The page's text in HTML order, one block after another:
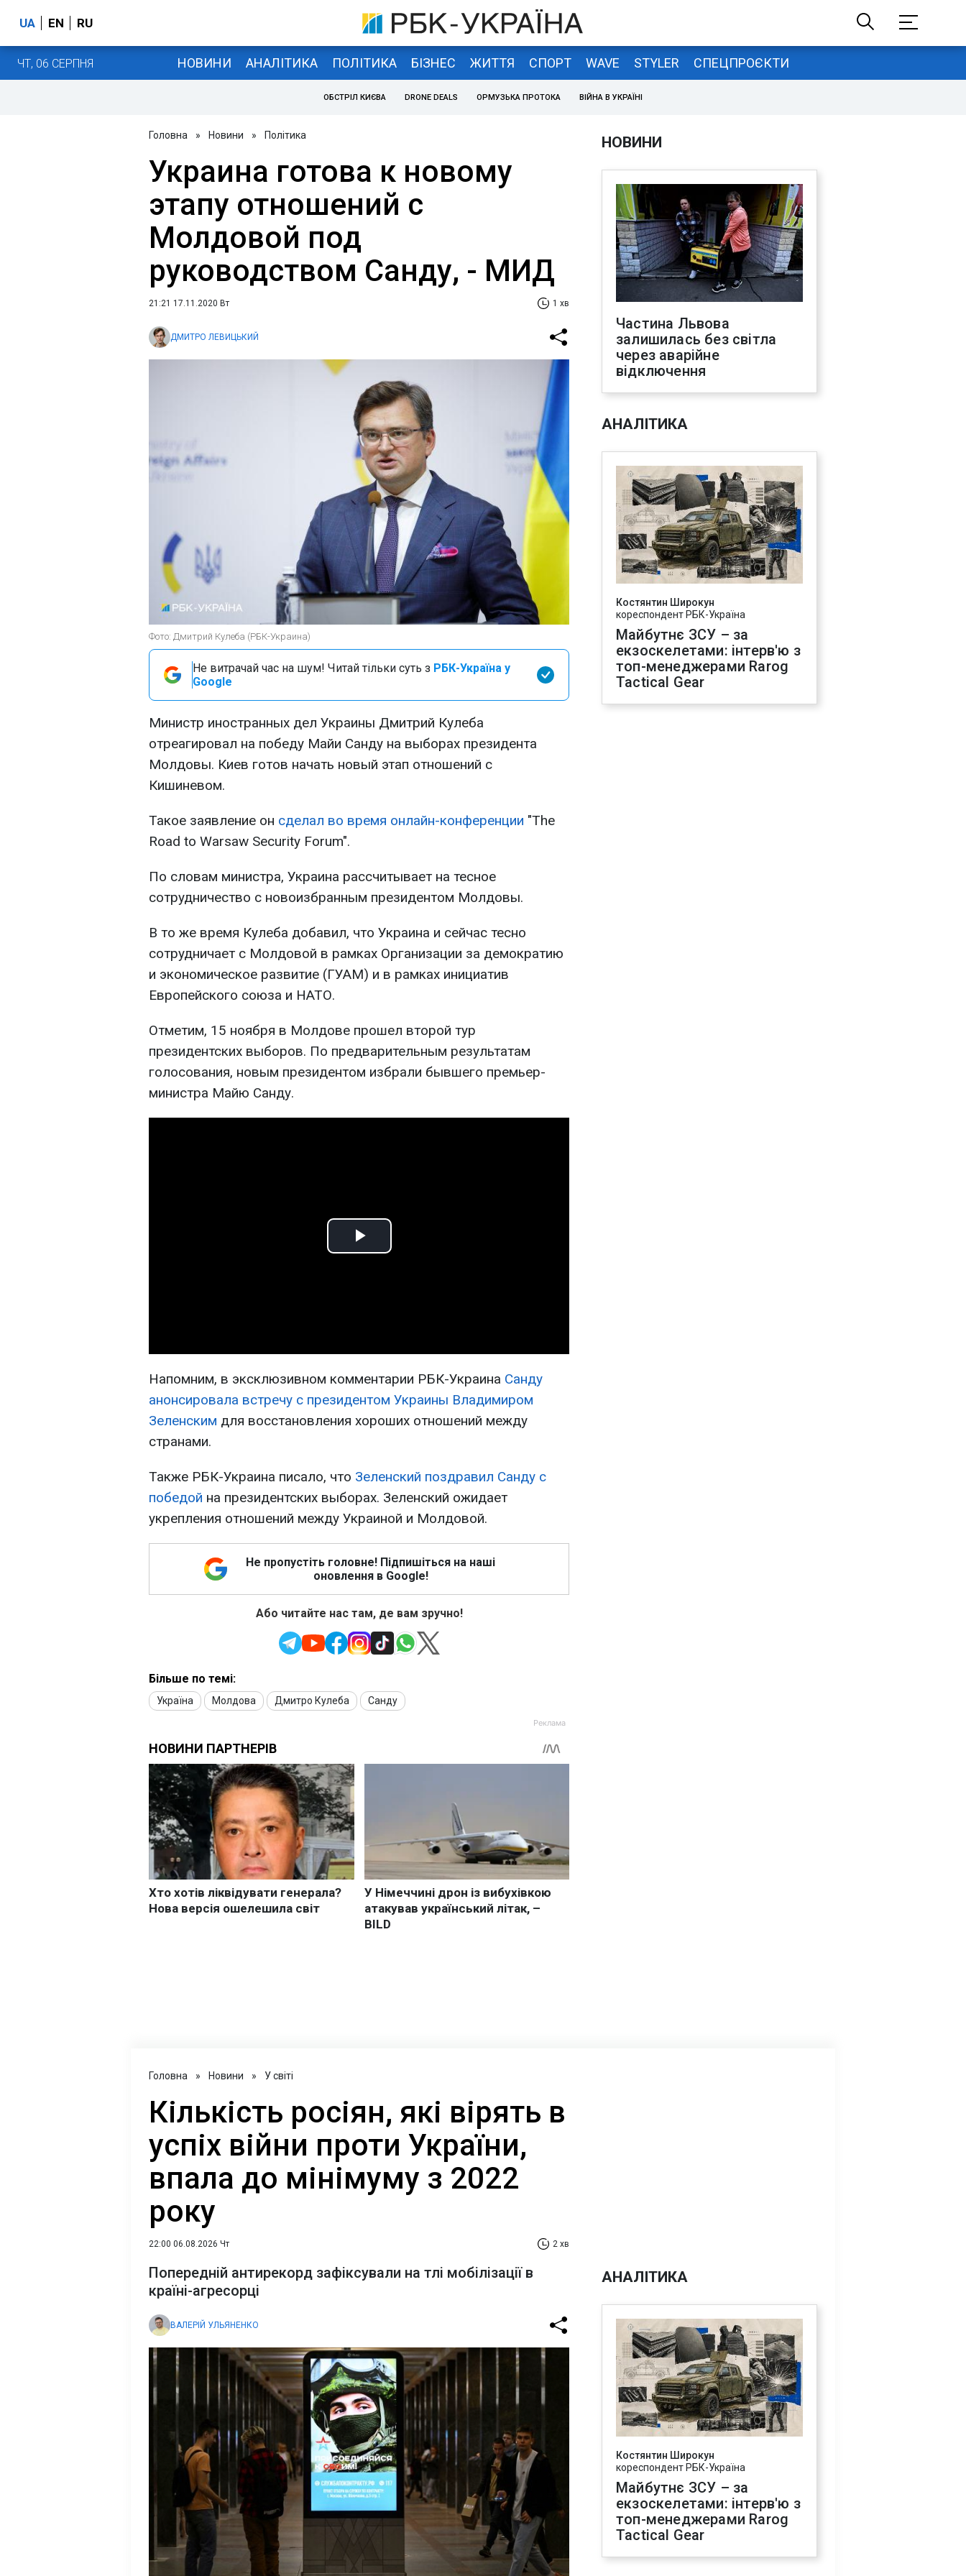
UA EN RU
ЧТ, 06 СЕРПНЯ НОВИНИ АНАЛІТИКА ПОЛІТИКА БІЗНЕС ЖИТТЯ СПОРТ WAVE STYLER СПЕЦПРОЄКТИ
ОБСТРІЛ КИЄВА DRONE DEALS ОРМУЗЬКА ПРОТОКА ВІЙНА В УКРАЇНІ
Головна » Новини » Політика
Украина готова к новому
этапу отношений с
Молдовой под
руководством Санду, - МИД
21:21 17.11.2020 Вт 1 хв
ДМИТРО ЛЕВИЦЬКИЙ
Фото: Дмитрий Кулеба (РБК-Украина)
Не витрачай час на шум! Читай тільки суть з РБК-Україна у
Google
Министр иностранных дел Украины Дмитрий Кулеба
отреагировал на победу Майи Санду на выборах президента
Молдовы. Киев готов начать новый этап отношений с
Кишиневом.
Такое заявление он сделал во время онлайн-конференции "The
Road to Warsaw Security Forum".
По словам министра, Украина рассчитывает на тесное
сотрудничество с новоизбранным президентом Молдовы.
В то же время Кулеба добавил, что Украина и сейчас тесно
сотрудничает с Молдовой в рамках Организации за демократию
и экономическое развитие (ГУАМ) и в рамках инициатив
Европейского союза и НАТО.
Отметим, 15 ноября в Молдове прошел второй тур
президентских выборов. По предварительным результатам
голосования, новым президентом избрали бывшего премьер-
министра Майю Санду.
Play
Напомним, в эксклюзивном комментарии РБК-Украина Санду
анонсировала встречу с президентом Украины Владимиром
Зеленским для восстановления хороших отношений между
странами.
Также РБК-Украина писало, что Зеленский поздравил Санду с
победой на президентских выборах. Зеленский ожидает
укрепления отношений между Украиной и Молдовой.
Не пропустіть головне! Підпишіться на наші
оновлення в Google!
Або читайте нас там, де вам зручно!
Більше по темі:
Україна Молдова Дмитро Кулеба Санду
НОВИНИ
Частина Львова
залишилась без світла
через аварійне
відключення
АНАЛІТИКА
Костянтин Широкун
кореспондент РБК-Україна
Майбутнє ЗСУ – за
екзоскелетами: інтерв'ю з
топ-менеджерами Rarog
Tactical Gear
Головна » Новини » У світі
Кількість росіян, які вірять в
успіх війни проти України,
впала до мінімуму з 2022
року
22:00 06.08.2026 Чт 2 хв
Попередній антирекорд зафіксували на тлі мобілізації в
країні-агресорці
ВАЛЕРІЙ УЛЬЯНЕНКО
АНАЛІТИКА
Костянтин Широкун
кореспондент РБК-Україна
Майбутнє ЗСУ – за
екзоскелетами: інтерв'ю з
топ-менеджерами Rarog
Tactical Gear